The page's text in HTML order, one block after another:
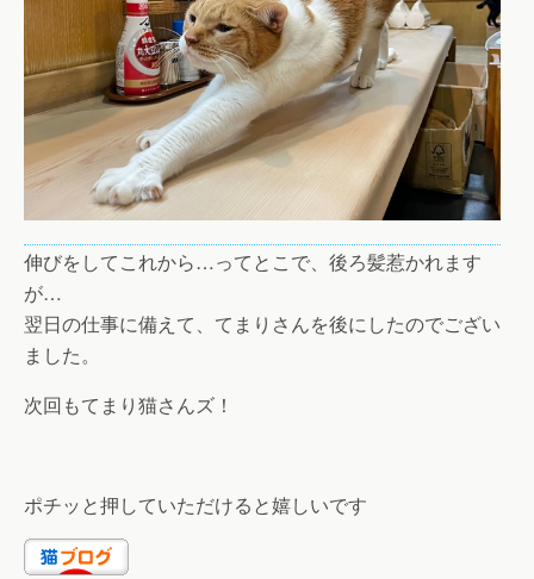
伸びをしてこれから…ってとこで、後ろ髪惹かれます
が…
翌日の仕事に備えて、てまりさんを後にしたのでござい
ました。
次回もてまり猫さんズ！
ポチッと押していただけると嬉しいです